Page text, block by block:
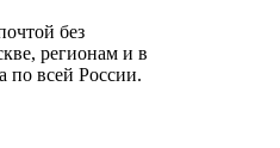
без
регионам и в
по всей России.